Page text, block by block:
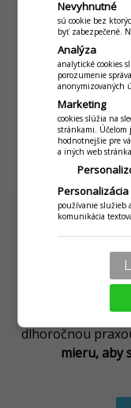
skladové zásoby,
receptúrach,
rýchlu
Neoslovila vás
špecifické
softvérové
dlhoročnou
mieru, aby
Nevyhnutné
sú cookie bez
byť zabezpečené.
Analýza
analytické cookies
porozumenie
anonymizovaných
Marketing
cookies slúžia na
stránkami. Účelom
hodnotnejšie pre
a iných web
Personalizácia
používanie služieb
komunikácia